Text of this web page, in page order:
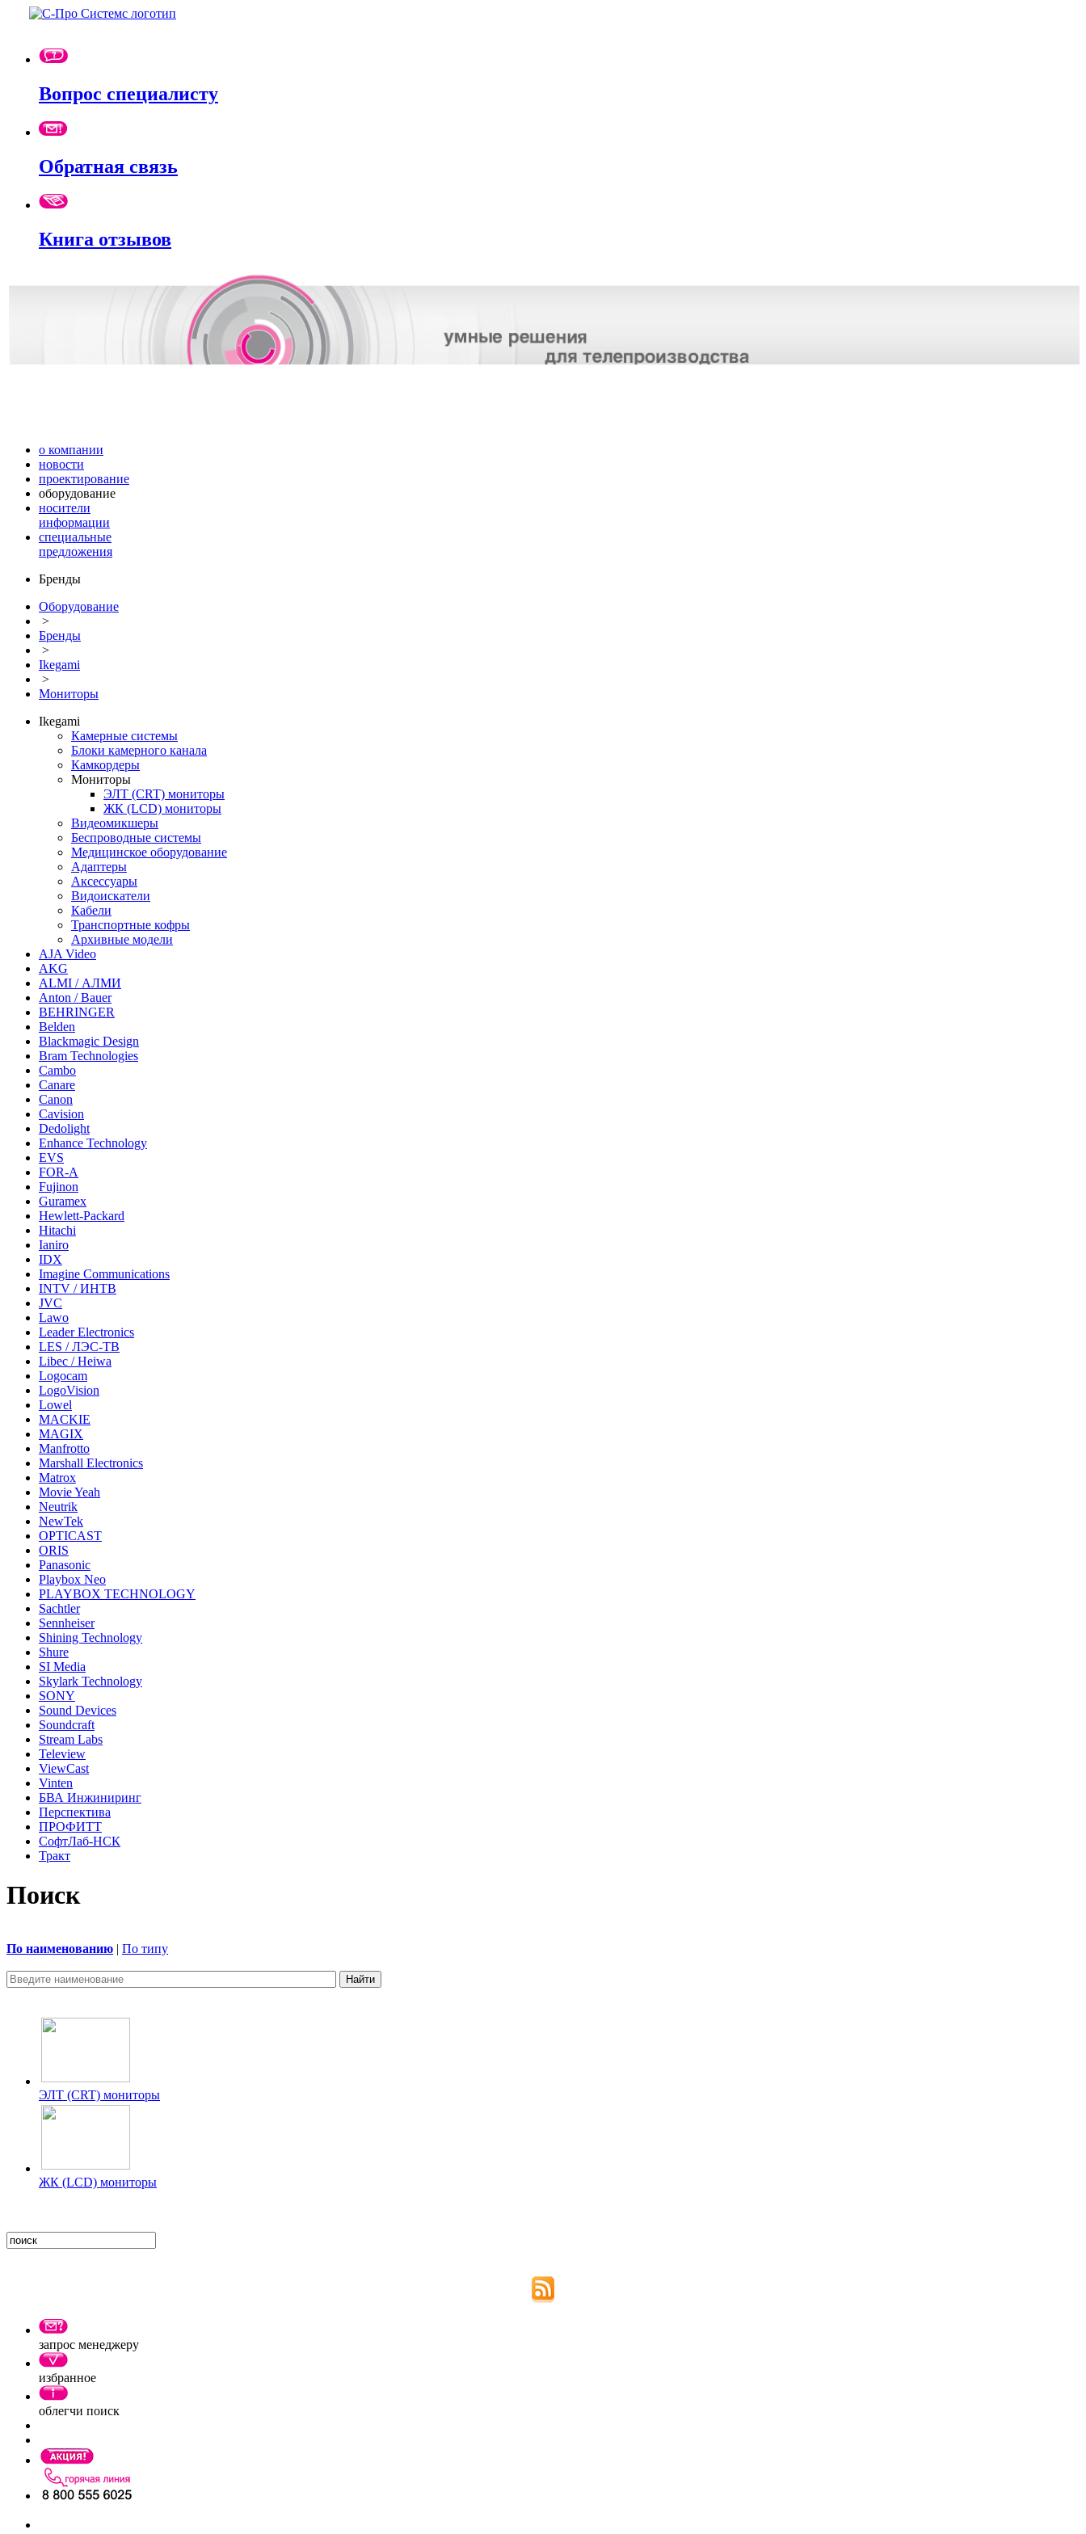
Вопрос специалисту
Обратная связь
Книга отзывов
о компании
новости
проектирование
оборудование
носители
информации
специальные
предложения
Бренды
Оборудование
>
Бренды
>
Ikegami
>
Мониторы
Ikegami
Камерные системы
Блоки камерного канала
Камкордеры
Мониторы
ЭЛТ (CRT) мониторы
ЖК (LCD) мониторы
Видеомикшеры
Беспроводные системы
Медицинское оборудование
Адаптеры
Аксессуары
Видоискатели
Кабели
Транспортные кофры
Архивные модели
AJA Video
AKG
ALMI / АЛМИ
Anton / Bauer
BEHRINGER
Belden
Blackmagic Design
Bram Technologies
Cambo
Canare
Canon
Cavision
Dedolight
Enhance Technology
EVS
FOR-A
Fujinon
Guramex
Hewlett-Packard
Hitachi
Ianiro
IDX
Imagine Communications
INTV / ИНТВ
JVC
Lawo
Leader Electronics
LES / ЛЭС-ТВ
Libec / Heiwa
Logocam
LogoVision
Lowel
MACKIE
MAGIX
Manfrotto
Marshall Electronics
Matrox
Movie Yeah
Neutrik
NewTek
OPTICAST
ORIS
Panasonic
Playbox Neo
PLAYBOX TECHNOLOGY
Sachtler
Sennheiser
Shining Technology
Shure
SI Media
Skylark Technology
SONY
Sound Devices
Soundcraft
Stream Labs
Teleview
ViewCast
Vinten
БВА Инжиниринг
Перспектива
ПРОФИТТ
СофтЛаб-НСК
Тракт
Поиск
По наименованию По типу
ЭЛТ (CRT) мониторы
ЖК (LCD) мониторы
запрос менеджеру
избранное
облегчи поиск